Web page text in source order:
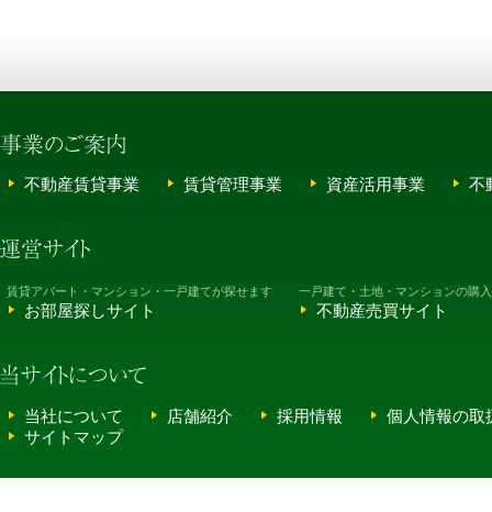
不動産賃貸事業 賃貸管理事業 資産活用事業 不
賃貸アパート・マンション・一戸建てが探せます
お部屋探しサイト
一戸建て・土地・マンションの購入
不動産売買サイト
当社について 店舗紹介 採用情報
個人情報の取
サイトマップ